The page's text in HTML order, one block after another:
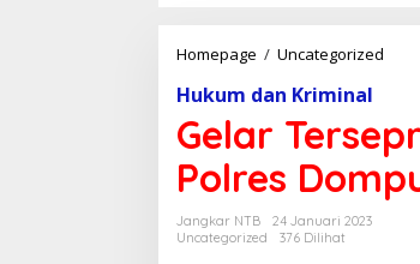
Homepage / Uncategorized
dan
Polres
Hukum dan Kriminal
Gelar
Polres
Jangkar NTB
24 Januari 2023
Uncategorized
376 Dilihat